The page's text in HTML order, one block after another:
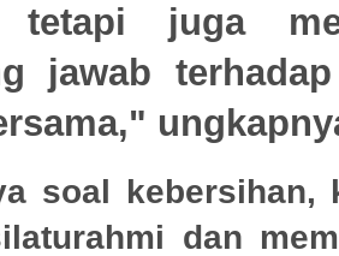
tetapi juga
jawab
soal
dan